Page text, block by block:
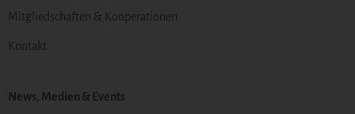
Mitgliedschaften & Kooperationen
Kontakt
News, Medien & Events